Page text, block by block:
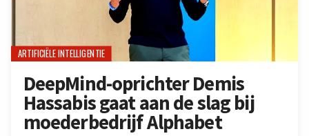
ARTIFICIËLE INTELLIGENTIE
DeepMind-oprichter Demis
Hassabis gaat aan de slag bij
moederbedrijf Alphabet